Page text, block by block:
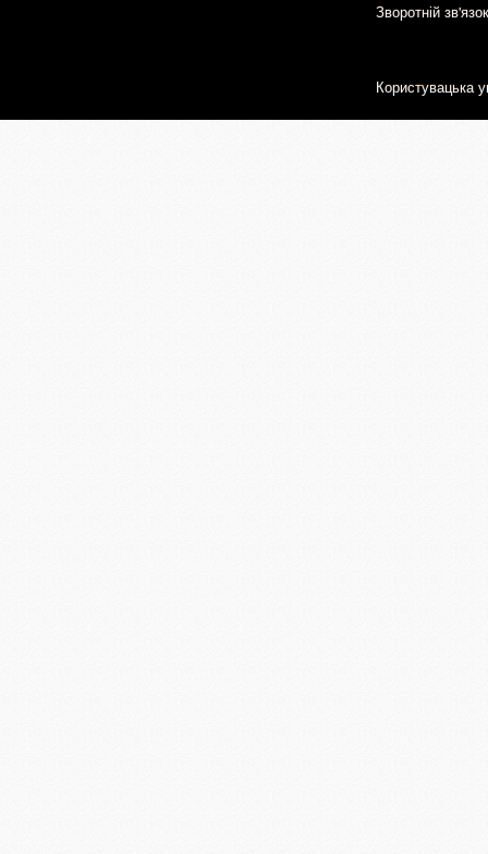
Зворотній зв'язок
Користувацька